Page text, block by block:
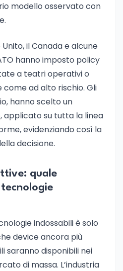
modello osservato con
il Canada e alcune
hanno imposto policy
a teatri operativi o
come ad alto rischio. Gli
hanno scelto un
applicato su tutta la linea
evidenziando così la
decisione.
quale
indossabili è solo
device ancora più
saranno disponibili nei
di massa. L’industria